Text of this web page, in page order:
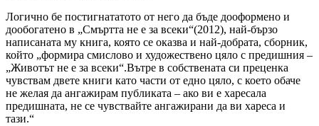
Логично бе постигнататото от него да бъде дооформено и
дообогатено в „Смъртта не е за всеки“(2012), най-бързо
написаната му книга, която се оказва и най-добрата, сборник,
който „формира смислово и художествено цяло с предишния –
„Животът не е за всеки“.Вътре в собствената си преценка
чувствам двете книги като части от едно цяло, с което обаче
не желая да ангажирам публиката – ако ви е харесала
предишната, не се чувствайте ангажирани да ви хареса и
тази.“